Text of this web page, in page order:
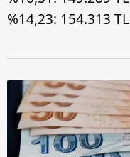
%14,23: 154.313 TL